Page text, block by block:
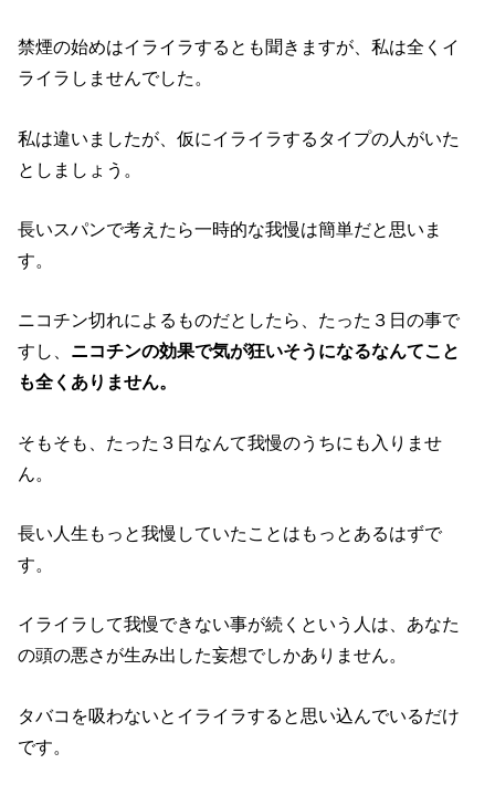
禁煙の始めはイライラするとも聞きますが、私は全くイ
ライラしませんでした。
私は違いましたが、仮にイライラするタイプの人がいた
としましょう。
長いスパンで考えたら一時的な我慢は簡単だと思いま
す。
ニコチン切れによるものだとしたら、たった３日の事で
すし、 ニコチンの効果で気が狂いそうになるなんてこと
も全くありません。
そもそも、たった３日なんて我慢のうちにも入りませ
ん。
長い人生もっと我慢していたことはもっとあるはずで
す。
イライラして我慢できない事が続くという人は、あなた
の頭の悪さが生み出した妄想でしかありません。
タバコを吸わないとイライラすると思い込んでいるだけ
です。